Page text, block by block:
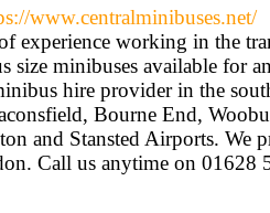
www.centralminibuses.net/
experience working in the
size minibuses available for
hire provider in the
Bourne End,
and Stansted Airports. We
Call us anytime on 01628